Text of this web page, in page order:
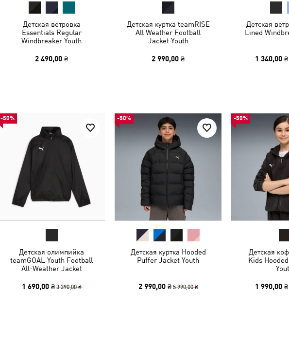
Детская ветровка
Essentials Regular
Windbreaker Youth
2 490,00 ₴
Детская куртка teamRISE
All Weather Football
Jacket Youth
2 990,00 ₴
Детская
Lined
1 340,00 ₴
-50%
Детская олимпийка
teamGOAL Youth Football
All-Weather Jacket
1 690,00 ₴ 3 390,00 ₴
-50%
Детская куртка Hooded
Puffer Jacket Youth
2 990,00 ₴ 5 990,00 ₴
-50%
Детская
Kids
1 990,00 ₴